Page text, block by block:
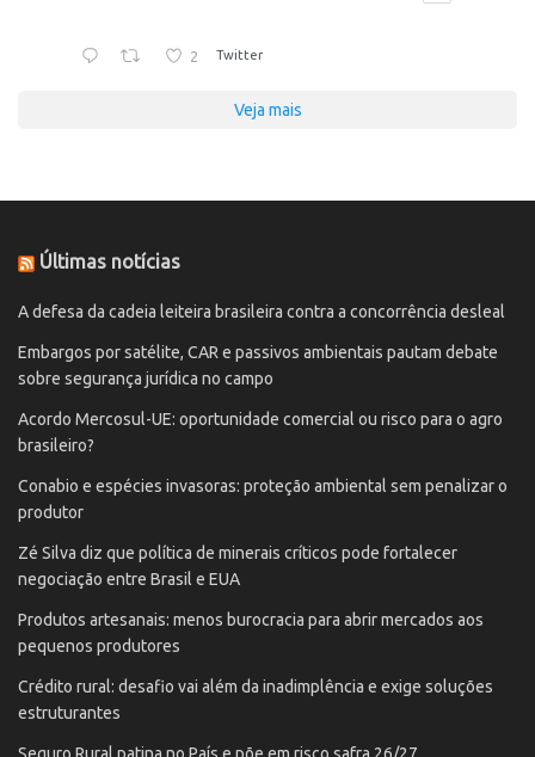
2 Twitter
Veja mais
Últimas notícias
A defesa da cadeia leiteira brasileira contra a concorrência desleal
Embargos por satélite, CAR e passivos ambientais pautam debate
sobre segurança jurídica no campo
Acordo Mercosul-UE: oportunidade comercial ou risco para o agro
brasileiro?
Conabio e espécies invasoras: proteção ambiental sem penalizar o
produtor
Zé Silva diz que política de minerais críticos pode fortalecer
negociação entre Brasil e EUA
Produtos artesanais: menos burocracia para abrir mercados aos
pequenos produtores
Crédito rural: desafio vai além da inadimplência e exige soluções
estruturantes